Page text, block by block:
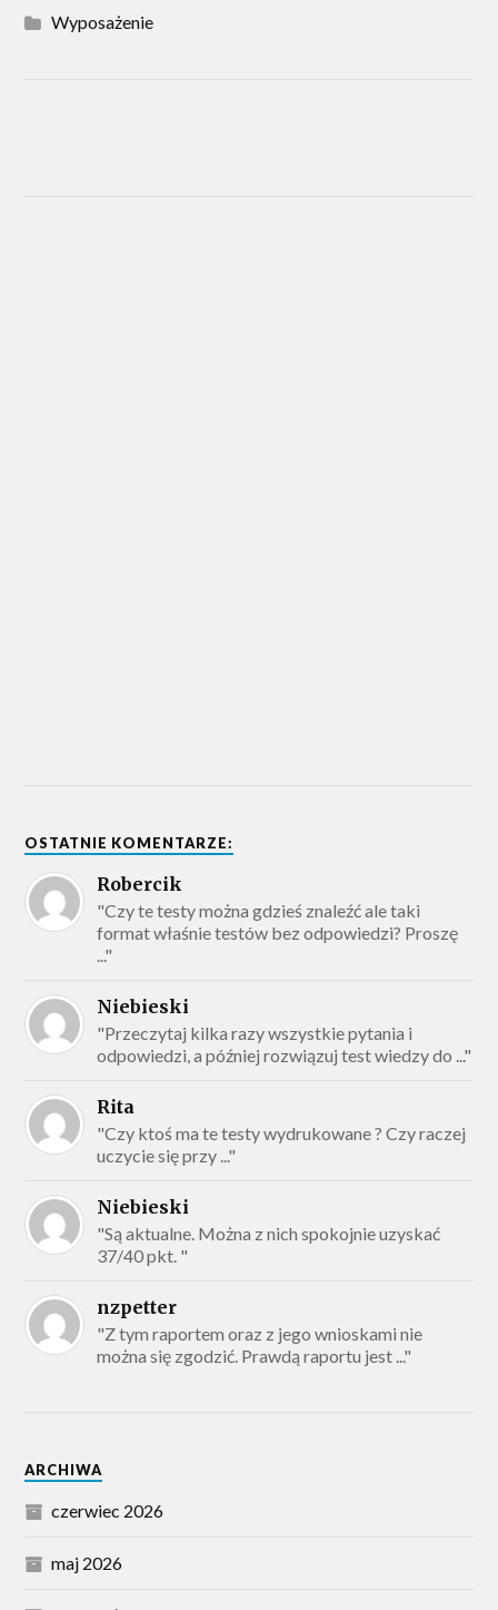
Wyposażenie
OSTATNIE KOMENTARZE:
Robercik
"Czy te testy można gdzieś znaleźć ale taki
format właśnie testów bez odpowiedzi? Proszę
..."
Niebieski
"Przeczytaj kilka razy wszystkie pytania i
odpowiedzi, a później rozwiązuj test wiedzy do ..."
Rita
"Czy ktoś ma te testy wydrukowane ? Czy raczej
uczycie się przy ..."
Niebieski
"Są aktualne. Można z nich spokojnie uzyskać
37/40 pkt. "
nzpetter
"Z tym raportem oraz z jego wnioskami nie
można się zgodzić. Prawdą raportu jest ..."
ARCHIWA
czerwiec 2026
maj 2026